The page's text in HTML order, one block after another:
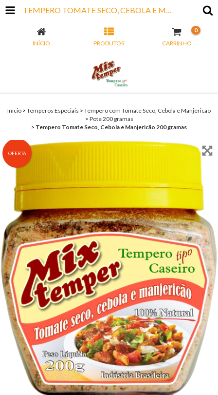
TEMPERO TOMATE SECO, CEBOLA E MANJERICÃO 200 GRAMAS
INÍCIO PRODUTOS CARRINHO
0
Início > Temperos Especiais > Tempero com Tomate Seco, Cebola e Manjericão
> Pote 200 gramas
> Tempero Tomate Seco, Cebola e Manjericão 200 gramas
OFERTA